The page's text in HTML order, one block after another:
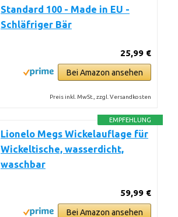
Standard 100 - Made in EU -
Schläfriger Bär
25,99 €
Bei Amazon ansehen
Preis inkl. MwSt., zzgl. Versandkosten
EMPFEHLUNG
Lionelo Megs Wickelauflage für
Wickeltische, wasserdicht,
waschbar
59,99 €
Bei Amazon ansehen